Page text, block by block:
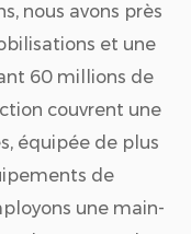
nous avons près
et une
60 millions de
couvrent une
équipée de plus
de
une main-